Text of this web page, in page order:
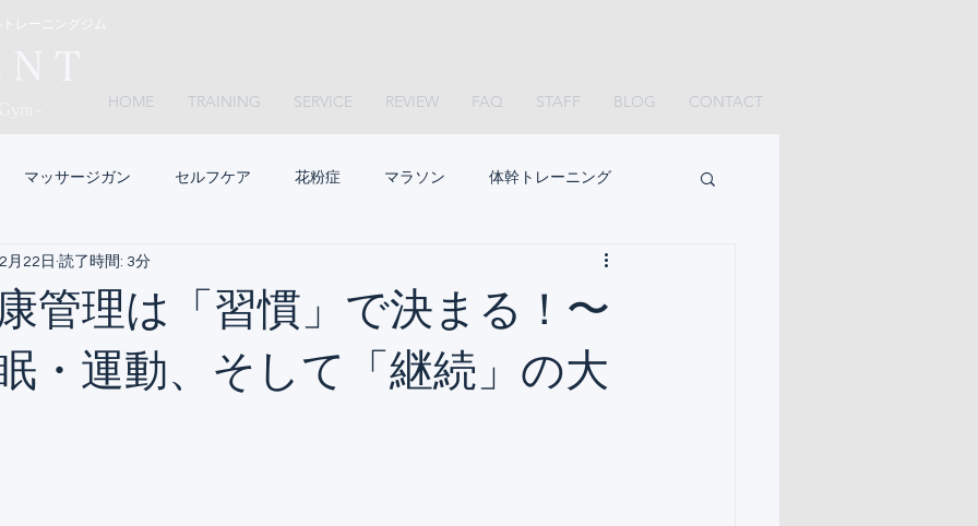
レーニングジム
HOME TRAINING SERVICE REVIEW FAQ STAFF BLOG CONTACT
マッサージガン セルフケア 花粉症 マラソン 体幹トレーニング
管理は「習慣」で決まる！〜
・運動、そして「継続」の大
月22日 読了時間: 3分
価されています。